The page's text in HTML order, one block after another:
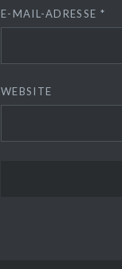
E-MAIL-ADRESSE *
WEBSITE